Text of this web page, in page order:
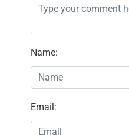
Name:
Email: